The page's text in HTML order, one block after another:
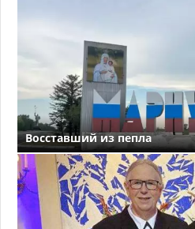
Восставший из пепла